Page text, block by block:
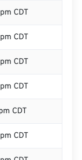
CDT
CDT
CDT
CDT
CDT
CDT